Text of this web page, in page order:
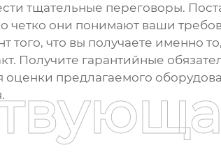
тщательные переговоры.
четко они понимают ваши
того, что вы получаете именно
Получите гарантийные
предлагаемого